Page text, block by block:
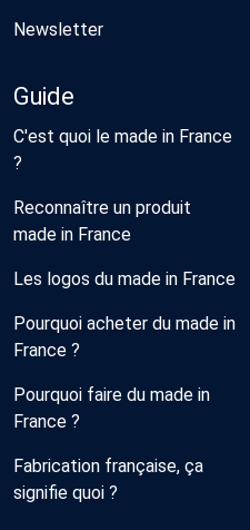
Newsletter
Guide
C'est quoi le made in France
?
Reconnaître un produit
made in France
Les logos du made in France
Pourquoi acheter du made in
France ?
Pourquoi faire du made in
France ?
Fabrication française, ça
signifie quoi ?